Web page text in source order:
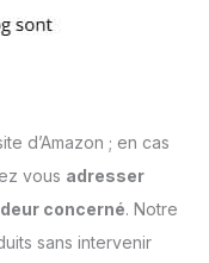
d’Amazon ; en cas
vous adresser
concerné. Notre
sans intervenir